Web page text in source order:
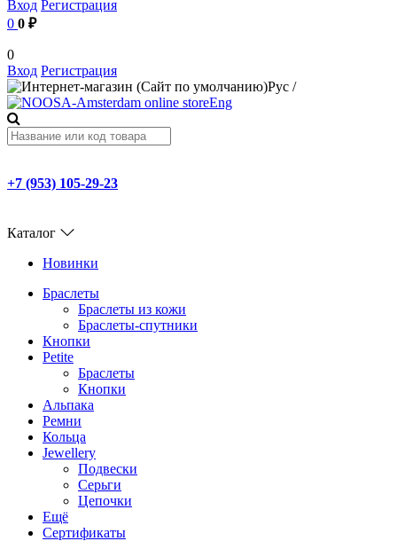
Вход Регистрация
0 0 ₽
0
Вход Регистрация
Рус /
Eng
+7 (953) 105-29-23
Каталог
Новинки
Браслеты
Браслеты из кожи
Браслеты-спутники
Кнопки
Petite
Браслеты
Кнопки
Альпака
Ремни
Кольца
Jewellery
Подвески
Серьги
Цепочки
Ещё
Сертификаты